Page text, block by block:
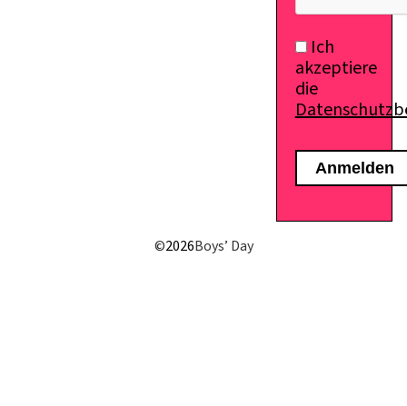
Ich
akzeptiere
die
©2026Boys’ Day